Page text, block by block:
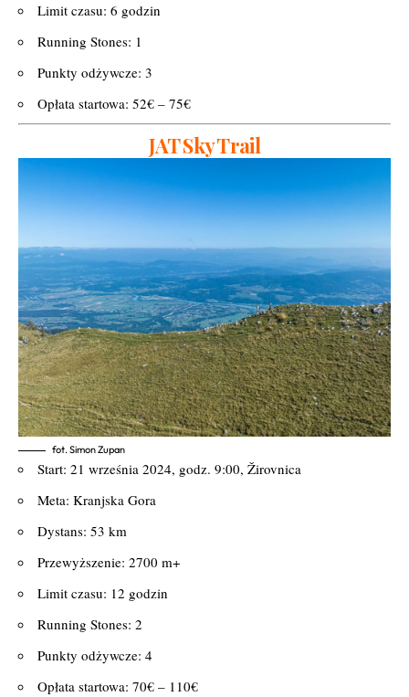
Limit czasu: 6 godzin
Running Stones: 1
Punkty odżywcze: 3
Opłata startowa: 52€ – 75€
JAT Sky Trail
fot. Simon Zupan
Start: 21 września 2024, godz. 9:00, Žirovnica
Meta: Kranjska Gora
Dystans: 53 km
Przewyższenie: 2700 m+
Limit czasu: 12 godzin
Running Stones: 2
Punkty odżywcze: 4
Opłata startowa: 70€ – 110€